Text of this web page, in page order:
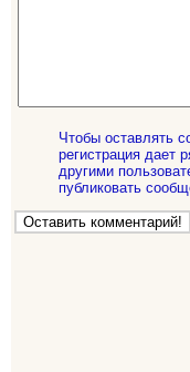
Чтобы оставлять
регистрация дает
другими
публиковать